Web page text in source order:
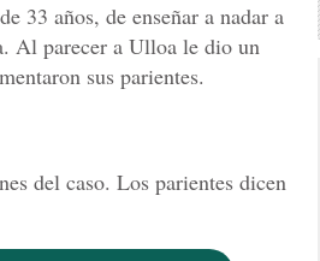
33 años, de enseñar a nadar a
Al parecer a Ulloa le dio un
sus parientes.
del caso. Los parientes dicen